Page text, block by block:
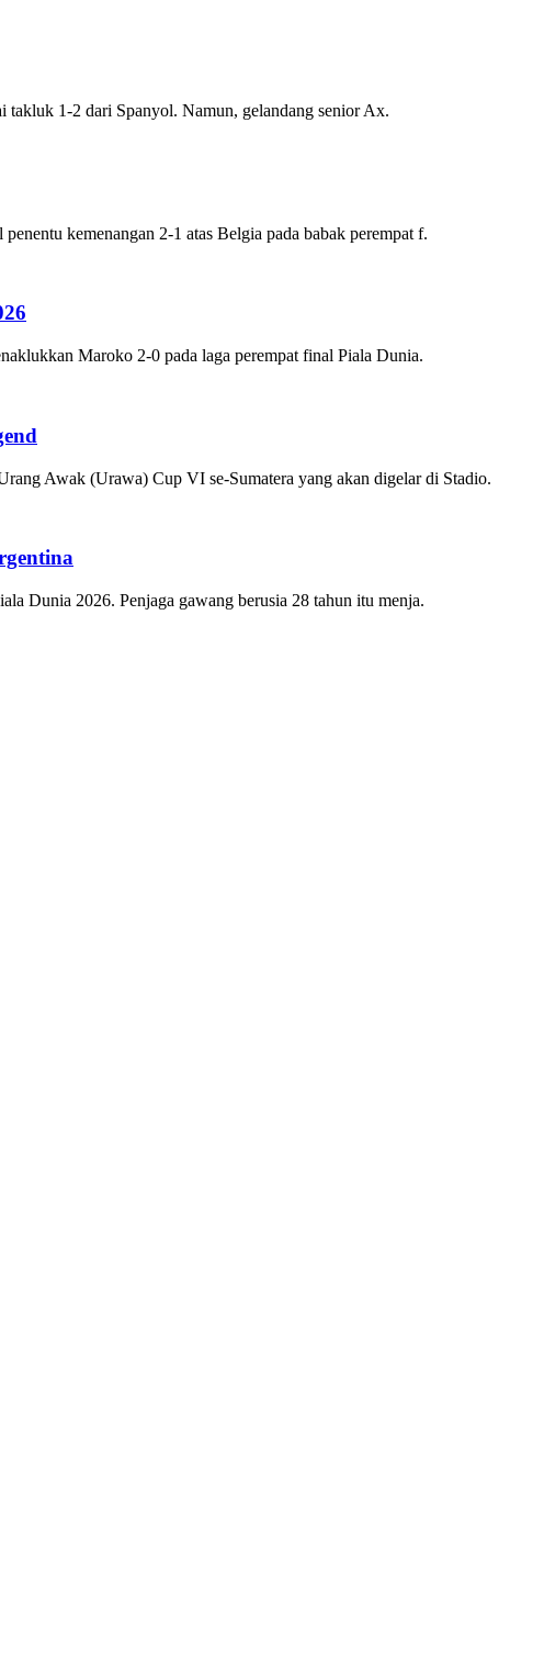
1-2 dari Spanyol. Namun, gelandang senior Ax.
kemenangan 2-1 atas Belgia pada babak perempat f.
Maroko 2-0 pada laga perempat final Piala Dunia.
Awak (Urawa) Cup VI se-Sumatera yang akan digelar di Stadio.
Dunia 2026. Penjaga gawang berusia 28 tahun itu menja.